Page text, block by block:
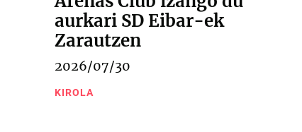
aurkari SD Eibar-ek
Zarautzen
2026/07/30
KIROLA